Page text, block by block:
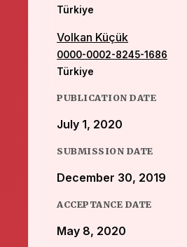
Türkiye
Volkan Küçük
0000-0002-8245-1686
Türkiye
PUBLICATION DATE
July 1, 2020
SUBMISSION DATE
December 30, 2019
ACCEPTANCE DATE
May 8, 2020